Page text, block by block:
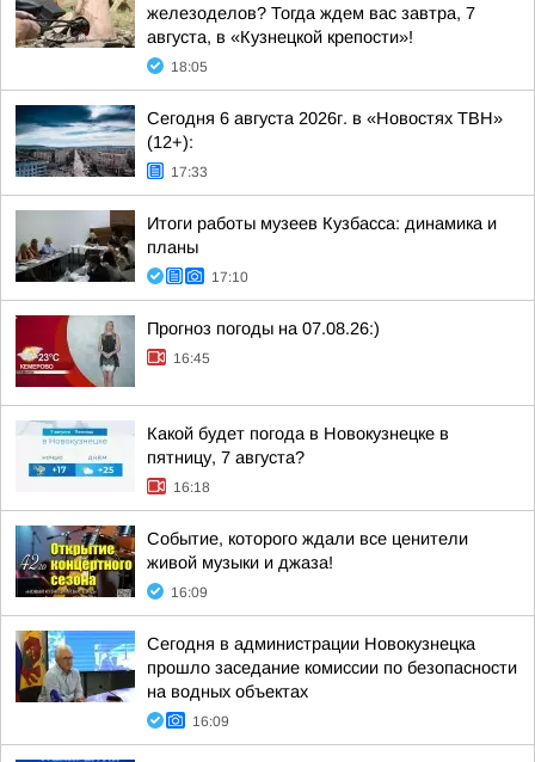
железоделов? Тогда ждем вас завтра, 7
августа, в «Кузнецкой крепости»!
18:05
Сегодня 6 августа 2026г. в «Новостях ТВН»
(12+):
17:33
Итоги работы музеев Кузбасса: динамика и
планы
17:10
Прогноз погоды на 07.08.26:)
16:45
Какой будет погода в Новокузнецке в
пятницу, 7 августа?
16:18
Событие, которого ждали все ценители
живой музыки и джаза!
16:09
Сегодня в администрации Новокузнецка
прошло заседание комиссии по безопасности
на водных объектах
16:09